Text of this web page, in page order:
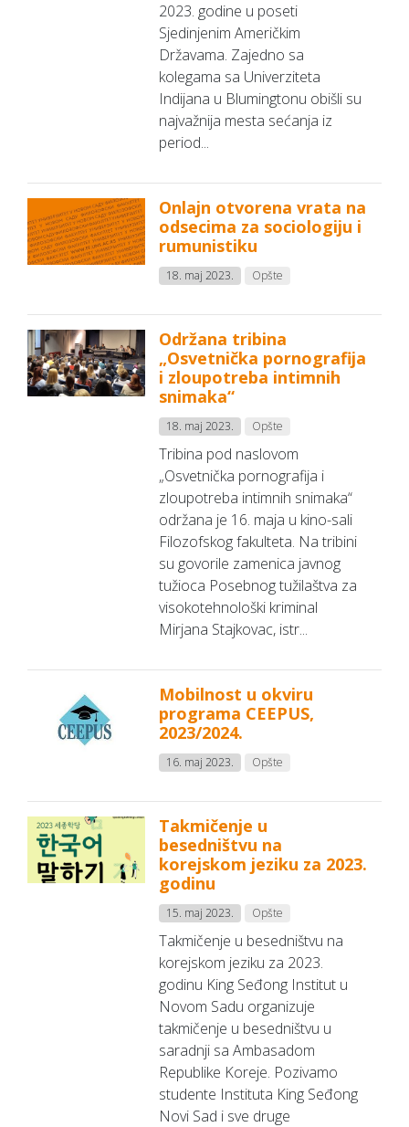
2023. godine u poseti
Sjedinjenim Američkim
Državama. Zajedno sa
kolegama sa Univerziteta
Indijana u Blumingtonu obišli su
najvažnija mesta sećanja iz
period...
Onlajn otvorena vrata na
odsecima za sociologiju i
rumunistiku
18. maj 2023. Opšte
Održana tribina
„Osvetnička pornografija
i zloupotreba intimnih
snimaka“
18. maj 2023. Opšte
Tribina pod naslovom
„Osvetnička pornografija i
zloupotreba intimnih snimaka“
održana je 16. maja u kino-sali
Filozofskog fakulteta. Na tribini
su govorile zamenica javnog
tužioca Posebnog tužilaštva za
visokotehnološki kriminal
Mirjana Stajkovac, istr...
Mobilnost u okviru
programa CEEPUS,
2023/2024.
16. maj 2023. Opšte
Takmičenje u
besedništvu na
korejskom jeziku za 2023.
godinu
15. maj 2023. Opšte
Takmičenje u besedništvu na
korejskom jeziku za 2023.
godinu King Seđong Institut u
Novom Sadu organizuje
takmičenje u besedništvu u
saradnji sa Ambasadom
Republike Koreje. Pozivamo
studente Instituta King Seđong
Novi Sad i sve druge